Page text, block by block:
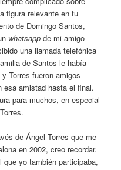
figura relevante en tu
de Domingo Santos,
whatsapp de mi amigo
una llamada telefónica
de Santos le había
Torres fueron amigos
esa amistad hasta el final.
para muchos, en especial
de Ángel Torres que me
en 2002, creo recordar.
que yo también participaba,